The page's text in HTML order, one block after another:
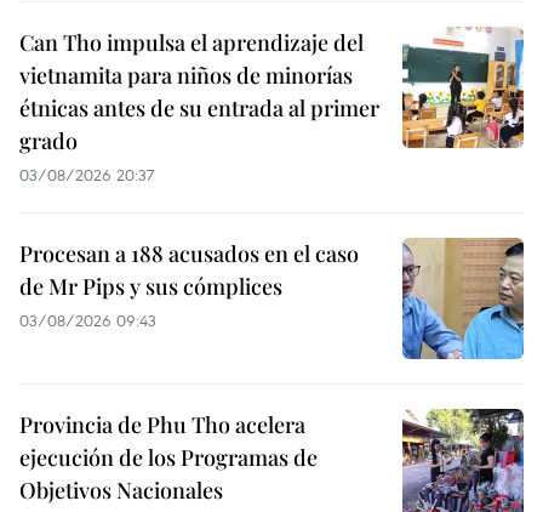
Can Tho impulsa el aprendizaje del
vietnamita para niños de minorías
étnicas antes de su entrada al primer
grado
03/08/2026 20:37
Procesan a 188 acusados en el caso
de Mr Pips y sus cómplices
03/08/2026 09:43
Provincia de Phu Tho acelera
ejecución de los Programas de
Objetivos Nacionales